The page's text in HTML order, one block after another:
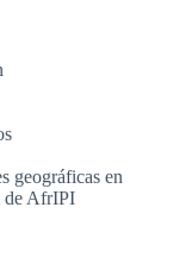
geográficas en
de AfrIPI